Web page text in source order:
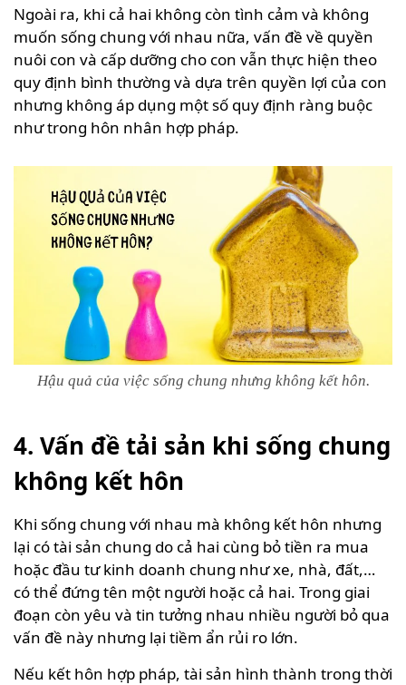
Ngoài ra, khi cả hai không còn tình cảm và không
muốn sống chung với nhau nữa, vấn đề về quyền
nuôi con và cấp dưỡng cho con vẫn thực hiện theo
quy định bình thường và dựa trên quyền lợi của con
nhưng không áp dụng một số quy định ràng buộc
như trong hôn nhân hợp pháp.
Hậu quả của việc sống chung nhưng không kết hôn.
4. Vấn đề tải sản khi sống chung
không kết hôn
Khi sống chung với nhau mà không kết hôn nhưng
lại có tài sản chung do cả hai cùng bỏ tiền ra mua
hoặc đầu tư kinh doanh chung như xe, nhà, đất,…
có thể đứng tên một người hoặc cả hai. Trong giai
đoạn còn yêu và tin tưởng nhau nhiều người bỏ qua
vấn đề này nhưng lại tiềm ẩn rủi ro lớn.
Nếu kết hôn hợp pháp, tài sản hình thành trong thời